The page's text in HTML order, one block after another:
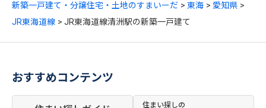
新築一戸建て・分譲住宅・土地のすまいーだ 東海
愛知県
JR東海道線
JR東海道線清洲駅の新築一戸建て
おすすめコンテンツ
住まい探しの